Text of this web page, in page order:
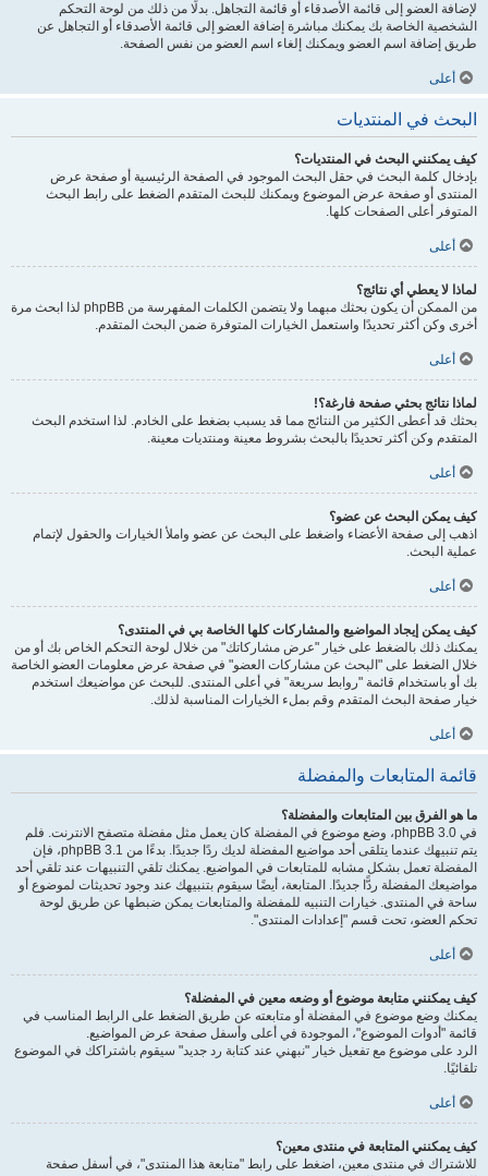
لإضافة العضو إلى قائمة الأصدقاء أو قائمة التجاهل. بدلًا من ذلك من لوحة التحكم
الشخصية الخاصة بك يمكنك مباشرة إضافة العضو إلى قائمة الأصدقاء أو التجاهل عن
طريق إضافة اسم العضو ويمكنك إلغاء اسم العضو من نفس الصفحة.
أعلى
البحث في المنتديات
كيف يمكنني البحث في المنتديات؟
بإدخال كلمة البحث في حقل البحث الموجود في الصفحة الرئيسية أو صفحة عرض
المنتدى أو صفحة عرض الموضوع ويمكنك للبحث المتقدم الضغط على رابط البحث
المتوفر أعلى الصفحات كلها.
أعلى
لماذا لا يعطي أي نتائج؟
من الممكن أن يكون بحثك مبهما ولا يتضمن الكلمات المفهرسة من phpBB لذا ابحث مرة
أخرى وكن أكثر تحديدًا واستعمل الخيارات المتوفرة ضمن البحث المتقدم.
أعلى
لماذا نتائج بحثي صفحة فارغة؟!
بحثك قد أعطى الكثير من النتائج مما قد يسبب بضغط على الخادم. لذا استخدم البحث
المتقدم وكن أكثر تحديدًا بالبحث بشروط معينة ومنتديات معينة.
أعلى
كيف يمكن البحث عن عضو؟
اذهب إلى صفحة الأعضاء واضغط على البحث عن عضو واملأ الخيارات والحقول لإتمام
عملية البحث.
أعلى
كيف يمكن إيجاد المواضيع والمشاركات كلها الخاصة بي في المنتدى؟
يمكنك ذلك بالضغط على خيار "عرض مشاركاتك" من خلال لوحة التحكم الخاص بك أو من
خلال الضغط على "البحث عن مشاركات العضو" في صفحة عرض معلومات العضو الخاصة
بك أو باستخدام قائمة "روابط سريعة" في أعلى المنتدى. للبحث عن مواضيعك استخدم
خيار صفحة البحث المتقدم وقم بملء الخيارات المناسبة لذلك.
أعلى
قائمة المتابعات والمفضلة
ما هو الفرق بين المتابعات والمفضلة؟
في phpBB 3.0، وضع موضوع في المفضلة كان يعمل مثل مفضلة متصفح الانترنت. فلم
يتم تنبيهك عندما يتلقى أحد مواضيع المفضلة لديك ردًا جديدًا. بدءًا من phpBB 3.1، فإن
المفضلة تعمل بشكل مشابه للمتابعات في المواضيع. يمكنك تلقي التنبيهات عند تلقي أحد
مواضيعك المفضلة ردًّا جديدًا. المتابعة، أيضًا سيقوم بتنبيهك عند وجود تحديثات لموضوع أو
ساحة في المنتدى. خيارات التنبيه للمفضلة والمتابعات يمكن ضبطها عن طريق لوحة
تحكم العضو، تحت قسم "إعدادات المنتدى".
أعلى
كيف يمكنني متابعة موضوع أو وضعه معين في المفضلة؟
يمكنك وضع موضوع في المفضلة أو متابعته عن طريق الضغط على الرابط المناسب في
قائمة "أدوات الموضوع"، الموجودة في أعلى وأسفل صفحة عرض المواضيع.
الرد على موضوع مع تفعيل خيار "نبهني عند كتابة رد جديد" سيقوم باشتراكك في الموضوع
تلقائيًا.
أعلى
كيف يمكنني المتابعة في منتدى معين؟
للاشتراك في منتدى معين، اضغط على رابط "متابعة هذا المنتدى"، في أسفل صفحة